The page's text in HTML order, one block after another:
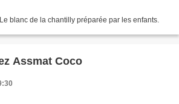
blanc de la chantilly préparée par les enfants.
Assmat Coco